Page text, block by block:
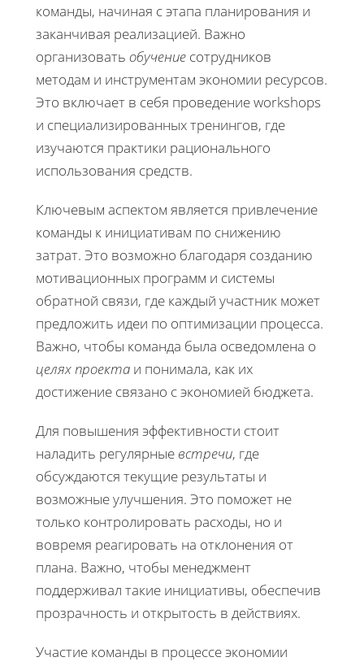
команды, начиная с этапа планирования и
заканчивая реализацией. Важно
организовать обучение сотрудников
методам и инструментам экономии ресурсов.
Это включает в себя проведение workshops
и специализированных тренингов, где
изучаются практики рационального
использования средств.
Ключевым аспектом является привлечение
команды к инициативам по снижению
затрат. Это возможно благодаря созданию
мотивационных программ и системы
обратной связи, где каждый участник может
предложить идеи по оптимизации процесса.
Важно, чтобы команда была осведомлена о
целях проекта и понимала, как их
достижение связано с экономией бюджета.
Для повышения эффективности стоит
наладить регулярные встречи, где
обсуждаются текущие результаты и
возможные улучшения. Это поможет не
только контролировать расходы, но и
вовремя реагировать на отклонения от
плана. Важно, чтобы менеджмент
поддерживал такие инициативы, обеспечив
прозрачность и открытость в действиях.
Участие команды в процессе экономии